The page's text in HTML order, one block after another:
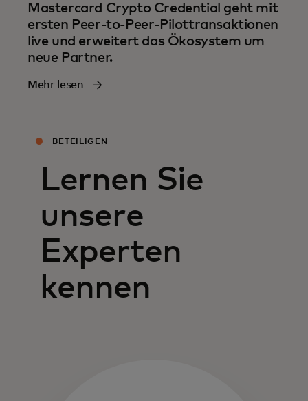
Mastercard Crypto Credential geht mit
ersten Peer-to-Peer-Pilottransaktionen
live und erweitert das Ökosystem um
neue Partner.
Mehr lesen
BETEILIGEN
Lernen Sie
unsere
Experten
kennen